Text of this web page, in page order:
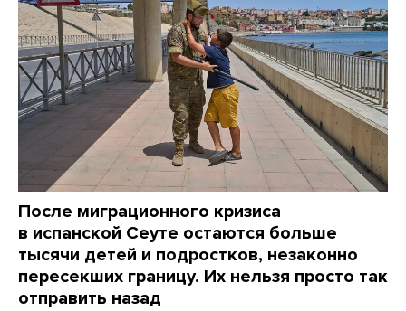
После миграционного кризиса
в испанской Сеуте остаются больше
тысячи детей и подростков, незаконно
пересекших границу. Их нельзя просто так
отправить назад